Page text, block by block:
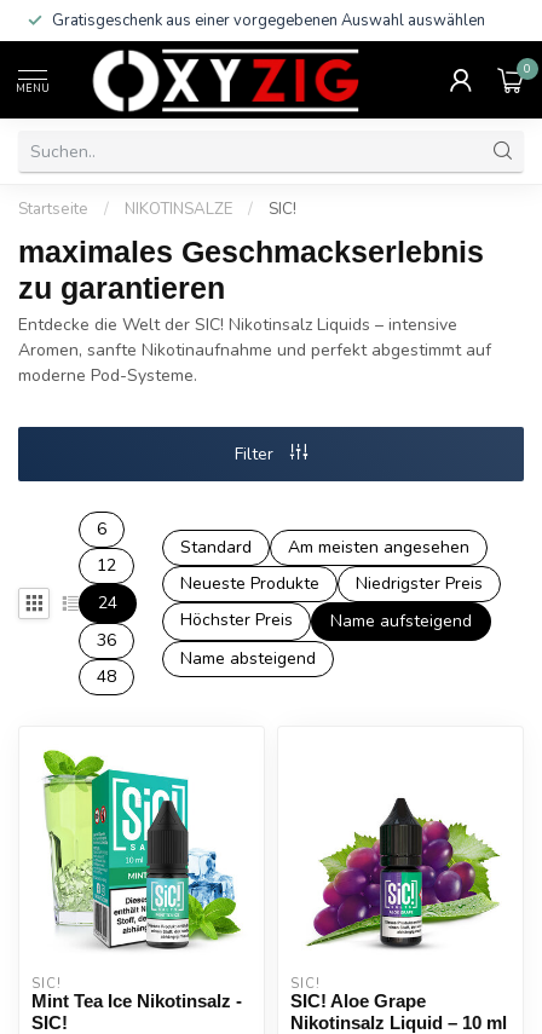
Gratisgeschenk aus einer vorgegebenen Auswahl auswählen
MENU
0
Startseite / NIKOTINSALZE / SIC!
maximales Geschmackserlebnis
zu garantieren
Entdecke die Welt der SIC! Nikotinsalz Liquids – intensive
Aromen, sanfte Nikotinaufnahme und perfekt abgestimmt auf
moderne Pod-Systeme.
Filter
6
12
24
36
48
Standard
Am meisten angesehen
Neueste Produkte
Niedrigster Preis
Höchster Preis
Name aufsteigend
Name absteigend
SIC!
Mint Tea Ice Nikotinsalz -
SIC!
SIC!
SIC! Aloe Grape
Nikotinsalz Liquid – 10 ml